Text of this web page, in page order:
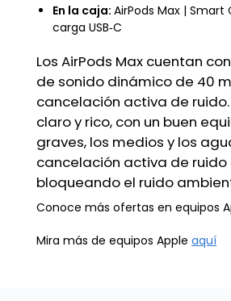
En la caja: AirPods Max | Smart
carga USB‑C
Los AirPods Max cuentan
de sonido dinámico de 40
cancelación activa de ruido.
claro y rico, con un buen
graves, los medios y los
cancelación activa de
bloqueando el ruido
Conoce más ofertas en equipos
Mira más de equipos Apple aquí